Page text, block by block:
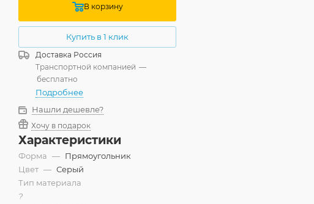
240x380 см
240x500 см
В корзину
Купить в 1 клик
Доставка Россия
Транспортной компанией —
бесплатно
Подробнее
Нашли дешевле?
Хочу в подарок
Характеристики
Форма — Прямоугольник
Цвет — Серый
Тип материала
?